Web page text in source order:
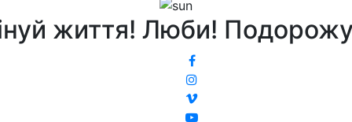
життя! Люби!